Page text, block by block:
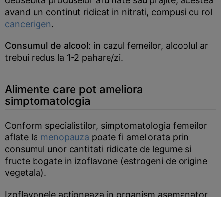
avand un continut ridicat in nitrati, compusi cu rol
cancerigen.
Consumul de alcool: in cazul femeilor, alcoolul ar
trebui redus la 1-2 pahare/zi.
Alimente care pot ameliora
simptomatologia
Conform specialistilor, simptomatologia femeilor
aflate la menopauza poate fi ameliorata prin
consumul unor cantitati ridicate de legume si
fructe bogate in izoflavone (estrogeni de origine
vegetala).
Izoflavonele actioneaza in organism asemanator